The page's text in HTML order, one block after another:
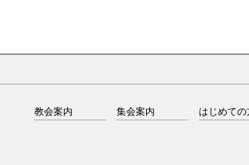
教会案内 集会案内 はじめての